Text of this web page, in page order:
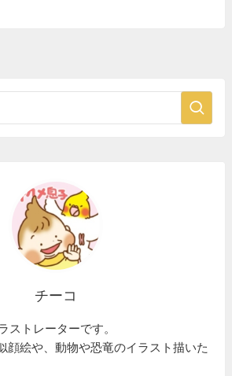
チーコ
ストレーターです。
顔絵や、動物や恐竜のイラスト描いた